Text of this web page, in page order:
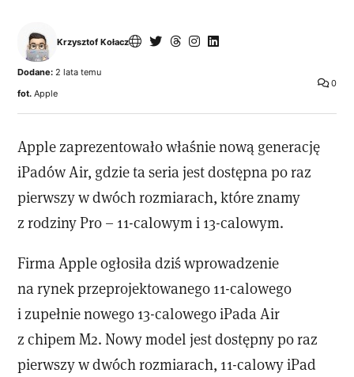
Krzysztof Kołacz
0
Dodane: 2 lata temu
fot. Apple
Apple zaprezentowało właśnie nową generację
iPadów Air, gdzie ta seria jest dostępna po raz
pierwszy w dwóch rozmiarach, które znamy
z rodziny Pro – 11-calowym i 13-calowym.
Firma Apple ogłosiła dziś wprowadzenie
na rynek przeprojektowanego 11-calowego
i zupełnie nowego 13-calowego iPada Air
z chipem M2. Nowy model jest dostępny po raz
pierwszy w dwóch rozmiarach, 11-calowy iPad